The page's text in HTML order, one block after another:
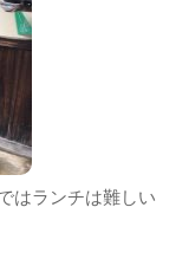
はランチは難しい